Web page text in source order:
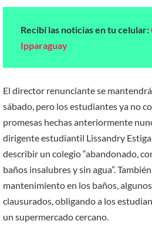
Recibí las noticias en tu celular:
Ipparaguay
El director renunciante se
sábado, pero los estudiantes ya no
promesas hechas anteriormente
dirigente estudiantil Lissandry
describir un colegio “abandonado,
baños insalubres y sin agua”.
mantenimiento en los baños,
clausurados, obligando a los
un supermercado cercano.